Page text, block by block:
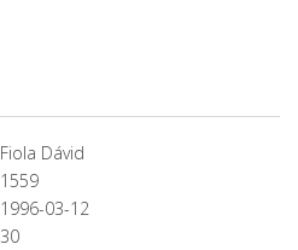
Fiola Dávid
1559
1996-03-12
30